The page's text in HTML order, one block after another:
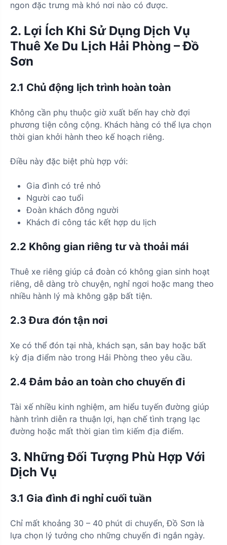
ngon đặc trưng mà khó nơi nào có được.
2. Lợi Ích Khi Sử Dụng Dịch Vụ
Thuê Xe Du Lịch Hải Phòng – Đồ
Sơn
2.1 Chủ động lịch trình hoàn toàn
Không cần phụ thuộc giờ xuất bến hay chờ đợi
phương tiện công cộng. Khách hàng có thể lựa chọn
thời gian khởi hành theo kế hoạch riêng.
Điều này đặc biệt phù hợp với:
Gia đình có trẻ nhỏ
Người cao tuổi
Đoàn khách đông người
Khách đi công tác kết hợp du lịch
2.2 Không gian riêng tư và thoải mái
Thuê xe riêng giúp cả đoàn có không gian sinh hoạt
riêng, dễ dàng trò chuyện, nghỉ ngơi hoặc mang theo
nhiều hành lý mà không gặp bất tiện.
2.3 Đưa đón tận nơi
Xe có thể đón tại nhà, khách sạn, sân bay hoặc bất
kỳ địa điểm nào trong Hải Phòng theo yêu cầu.
2.4 Đảm bảo an toàn cho chuyến đi
Tài xế nhiều kinh nghiệm, am hiểu tuyến đường giúp
hành trình diễn ra thuận lợi, hạn chế tình trạng lạc
đường hoặc mất thời gian tìm kiếm địa điểm.
3. Những Đối Tượng Phù Hợp Với
Dịch Vụ
3.1 Gia đình đi nghỉ cuối tuần
Chỉ mất khoảng 30 – 40 phút di chuyển, Đồ Sơn là
lựa chọn lý tưởng cho những chuyến đi ngắn ngày.